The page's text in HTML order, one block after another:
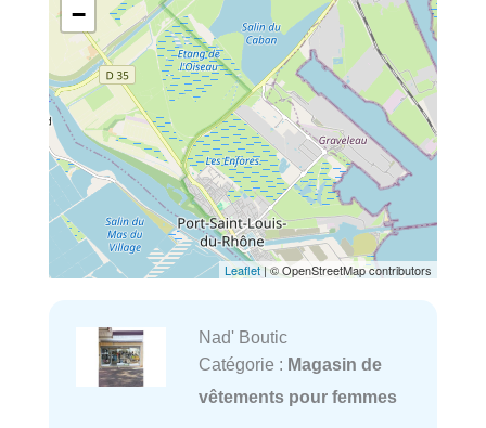
−
Leaflet| © OpenStreetMap contributors
Nad' Boutic
Catégorie : Magasin de
vêtements pour femmes